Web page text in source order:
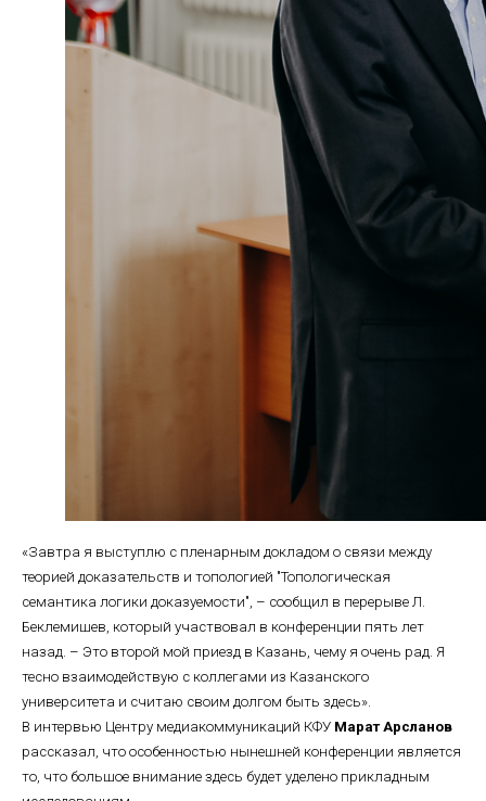
«Завтра я выступлю с пленарным докладом о связи между
теорией доказательств и топологией "Топологическая
семантика логики доказуемости", – сообщил в перерыве Л.
Беклемишев, который участвовал в конференции пять лет
назад. – Это второй мой приезд в Казань, чему я очень рад. Я
тесно взаимодействую с коллегами из Казанского
университета и считаю своим долгом быть здесь».
В интервью Центру медиакоммуникаций КФУ Марат Арсланов
рассказал, что особенностью нынешней конференции является
то, что большое внимание здесь будет уделено прикладным